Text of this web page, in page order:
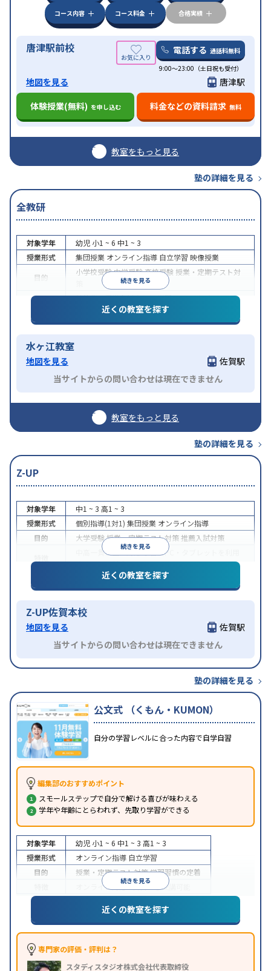
コース内容
コース料金 合格実績
唐津駅前校 電話する 通話料無料
9:00～23:00（土日祝も受付）
地図を見る
唐津駅
体験授業(無料) を申し込む 料金などの資料請求 無料
教室をもっと見る
塾の詳細を見る
全教研
続きを見る
対象学年 幼児 小1 ~ 6 中1 ~ 3
授業形式
集団授業 オンライン指導 自立学習 映像授業
目的
小学校受験中学受験高校受験 授業・定期テスト対
特待生・奨学金制度あり学習にPC・タブレットを
オンライン対応
近くの教室を探す
水ヶ江教室
地図を見る
佐賀駅
当サイトからの問い合わせは現在できません
教室をもっと見る
塾の詳細を見る
Z-UP
続きを見る
対象学年 中1 ~ 3 高1 ~ 3
授業形式
個別指導(1対1) 集団授業 オンライン指導
目的
大学受験授業・定期テスト対策推薦入試対策
中高一貫校生に対応学習にPC・タブレットを利用
オンライン対応
近くの教室を探す
Z-UP佐賀本校
地図を見る
佐賀駅
当サイトからの問い合わせは現在できません
塾の詳細を見る
公文式 （くもん・KUMON）
自分の学習レベルに合った内容で自学自習
編集部のおすすめポイント
スモールステップで自分で解ける喜びが味わえる
学年や年齢にとらわれず、先取り学習ができる
続きを見る
対象学年 幼児 小1 ~ 6 中1 ~ 3 高1 ~ 3
授業形式
オンライン指導 自立学習
目的
授業・定期テスト対策学習習慣の定着
オンライン対応1科目から受講可能
近くの教室を探す
専門家の評価・評判は？
スタディスタジオ株式会社代表取締役